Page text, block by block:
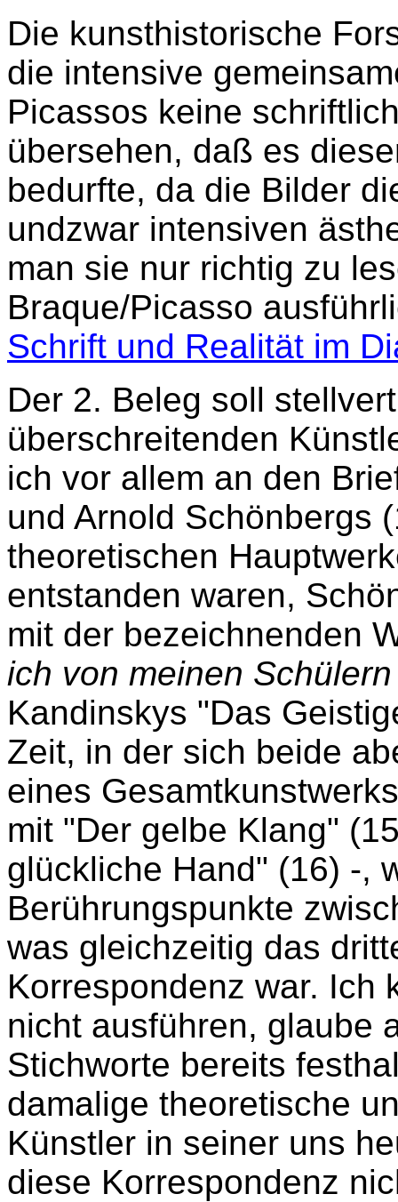
Die kunsthistorische
die intensive
Picassos keine
übersehen, daß es
bedurfte, da die Bilder
undzwar intensiven
man sie nur richtig zu
Braque/Picasso
Schrift und Realität im
Der 2. Beleg soll
überschreitenden
ich vor allem an den
und Arnold Schönbergs
theoretischen
entstanden waren,
mit der bezeichnenden
ich von meinen
Kandinskys "Das
Zeit, in der sich beide
eines
mit "Der gelbe Klang"
glückliche Hand" (16) -,
Berührungspunkte
was gleichzeitig das
Korrespondenz war. Ich
nicht ausführen, glaube
Stichworte bereits
damalige theoretische
Künstler in seiner uns
diese Korrespondenz